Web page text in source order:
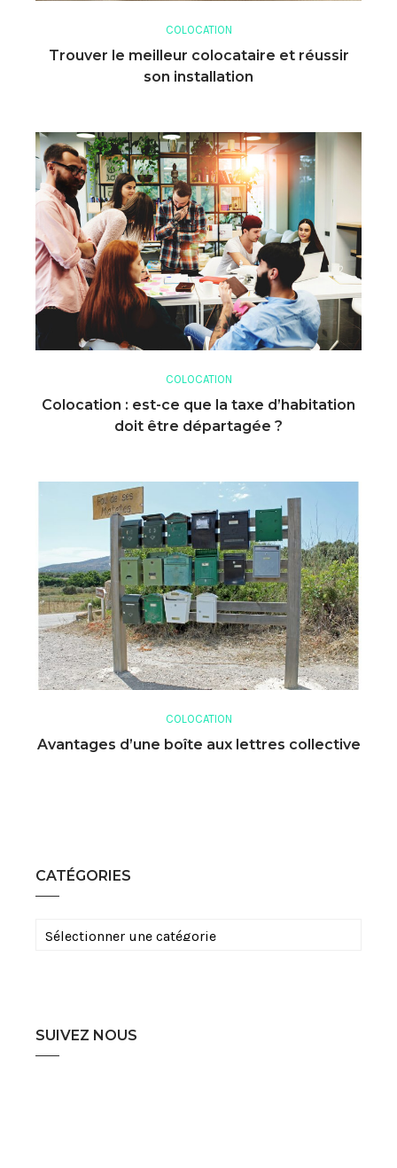
COLOCATION
Trouver le meilleur colocataire et réussir
son installation
COLOCATION
Colocation : est-ce que la taxe d’habitation
doit être départagée ?
COLOCATION
Avantages d’une boîte aux lettres collective
CATÉGORIES
Catégories
SUIVEZ NOUS